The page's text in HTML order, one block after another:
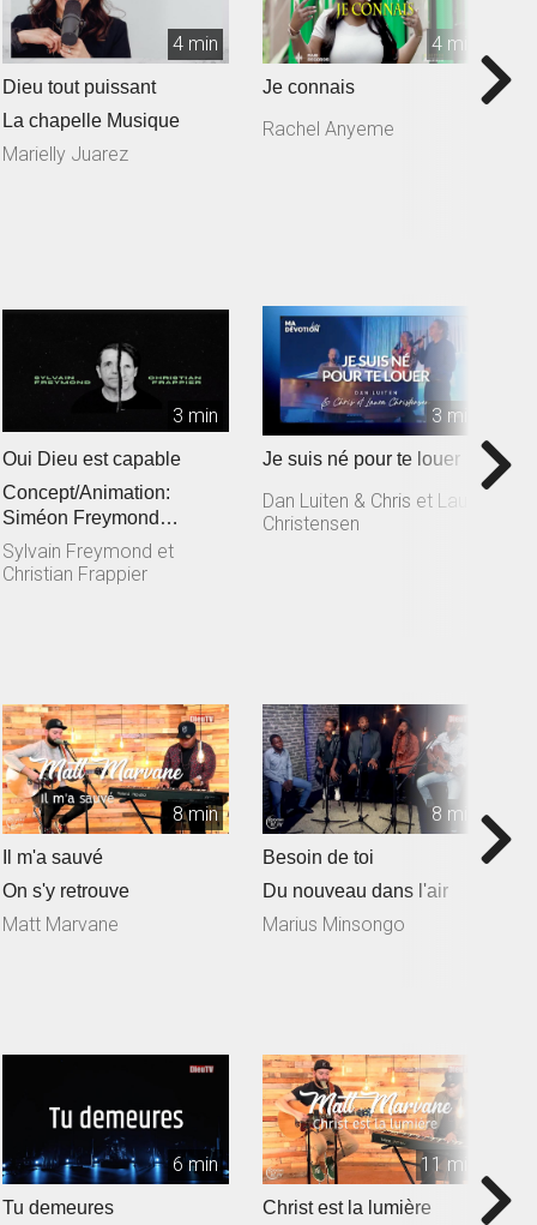
4 min
Dieu tout puissant
La chapelle Musique
Marielly Juarez
4 min
Je connais
Rachel Anyeme
3 min
Oui Dieu est capable
Concept/Animation:
Siméon Freymond
Composition: Sylvain
Freymond en collaborat...
Sylvain Freymond et
Christian Frappier
3 min
Je suis né pour te louer
Dan Luiten & Chris et Laura
Christensen
8 min
Il m'a sauvé
On s'y retrouve
Matt Marvane
8 min
Besoin de toi
Du nouveau dans l'air
Marius Minsongo
6 min
Tu demeures
11 min
Christ est la lumière